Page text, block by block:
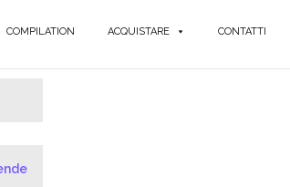
COMPILATION ACQUISTARE CONTATTI